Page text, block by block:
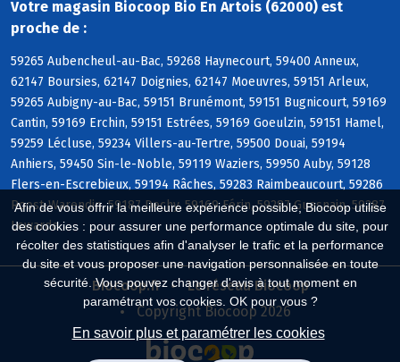
Afin de vous offrir la meilleure expérience possible, Biocoop utilise
des cookies : pour assurer une performance optimale du site, pour
récolter des statistiques afin d'analyser le trafic et la performance
du site et vous proposer une navigation personnalisée en toute
sécurité. Vous pouvez changer d'avis à tout moment en
paramétrant vos cookies. OK pour vous ?
En savoir plus et paramétrer les cookies
Votre magasin Biocoop Bio En Artois (62000) est
proche de :
59265 Aubencheul-au-Bac, 59268 Haynecourt, 59400 Anneux,
62147 Boursies, 62147 Doignies, 62147 Moeuvres, 59151 Arleux,
59265 Aubigny-au-Bac, 59151 Brunémont, 59151 Bugnicourt, 59169
Cantin, 59169 Erchin, 59151 Estrées, 59169 Goeulzin, 59151 Hamel,
59259 Lécluse, 59234 Villers-au-Tertre, 59500 Douai, 59194
Anhiers, 59450 Sin-le-Noble, 59119 Waziers, 59950 Auby, 59128
Flers-en-Escrebieux, 59194 Râches, 59283 Raimbeaucourt, 59286
Roost-Warendin, 59187 Dechy, 59169 Férin, 59287 Guesnain, 59287
Lewarde
Biocoop.fr
Le réseau Biocoop
Copyright Biocoop 2026